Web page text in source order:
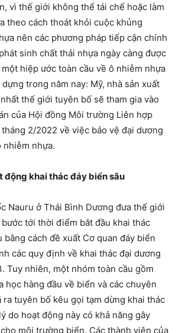
vì thế giới không thể tái chế hoặc làm
theo cách thoát khỏi cuộc khủng
nên các phương pháp tiếp cận chính
sinh chất thải nhựa ngày càng được
hiệp ước toàn cầu về ô nhiễm nhựa
trong năm nay: Mỹ, nhà sản xuất
thế giới tuyên bố sẽ tham gia vào
của Hội đồng Môi trường Liên hợp
tháng 2/2022 về việc bảo vệ đại dương
nhiễm nhựa.
động khai thác đáy biển sâu
Nauru ở Thái Bình Dương đưa thế giới
tới thời điểm bắt đầu khai thác
bằng cách đề xuất Cơ quan đáy biển
các quy định về khai thác đại dương
Tuy nhiên, một nhóm toàn cầu gồm
học hàng đầu về biển và các chuyên
ra tuyên bố kêu gọi tạm dừng khai thác
do hoạt động này có khả năng gây
môi trường biển. Các thành viên của